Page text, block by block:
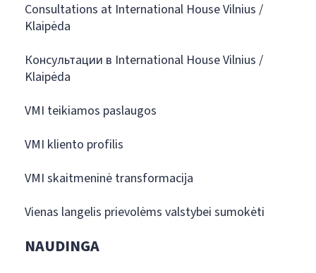
Consultations at International House Vilnius /
Klaipėda
Консультации в International House Vilnius /
Klaipėda
VMI teikiamos paslaugos
VMI kliento profilis
VMI skaitmeninė transformacija
Vienas langelis prievolėms valstybei sumokėti
NAUDINGA